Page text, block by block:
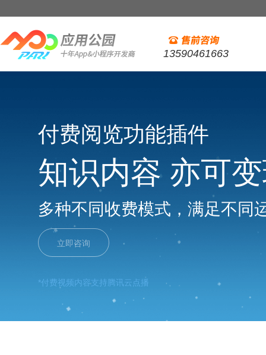
13590461663
付费阅览功能插件
知识内容 亦可
多种不同收费模式，满足不同
立即咨询
*付费视频内容支持腾讯云点播